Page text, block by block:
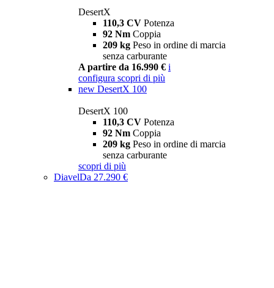
DesertX
110,3 CV Potenza
92 Nm Coppia
209 kg Peso in ordine di marcia
senza carburante
A partire da 16.990 € i
configura scopri di più
new DesertX 100
DesertX 100
110,3 CV Potenza
92 Nm Coppia
209 kg Peso in ordine di marcia
senza carburante
scopri di più
DiavelDa 27.290 €